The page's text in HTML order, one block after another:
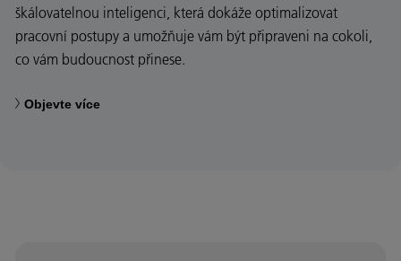
škálovatelnou inteligenci, která dokáže optimalizovat
pracovní postupy a umožňuje vám být připraveni na cokoli,
co vám budoucnost přinese.
Objevte více